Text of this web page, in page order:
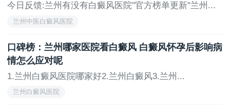
今日反馈:兰州有没有白癜风医院"官方榜单更新"兰州...
兰州中医白癜风医院
口碑榜：兰州哪家医院看白癜风 白癜风怀孕后影响病
情怎么应对呢
1.兰州白癜风医院哪家好2.兰州白癜风3.兰州...
兰州白癜风医院